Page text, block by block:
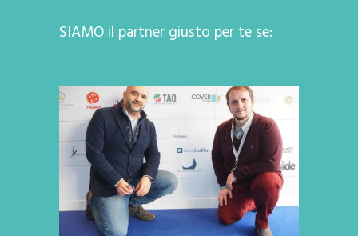
SIAMO il partner giusto per te se: